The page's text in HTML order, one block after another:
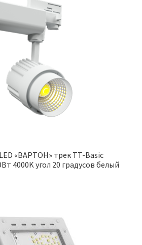
«ВАРТОН» трек TT-Basic
4000K угол 20 градусов белый